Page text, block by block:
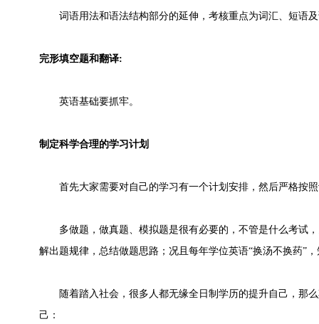
词语用法和语法结构部分的延伸，考核重点为词汇、短语及
完形填空题和翻译:
英语基础要抓牢。
制定科学合理的学习计划
首先大家需要对自己的学习有一个计划安排，然后严格按照
多做题，做真题、模拟题是很有必要的，不管是什么考试，
解出题规律，总结做题思路；况且每年学位英语“换汤不换药”
随着踏入社会，很多人都无缘全日制学历的提升自己，那么
己：